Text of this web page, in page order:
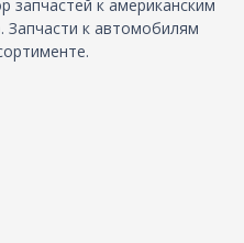
запчастей к американским
к автомобилям